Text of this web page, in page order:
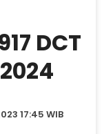
DCT
17:45 WIB